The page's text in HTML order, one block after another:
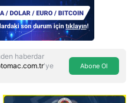
haberdar
'ye
Abone Ol